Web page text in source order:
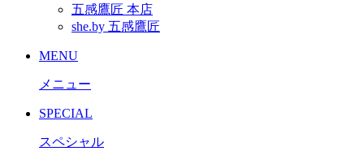
五感鷹匠 本店
she.by 五感鷹匠
MENU
メニュー
SPECIAL
スペシャル